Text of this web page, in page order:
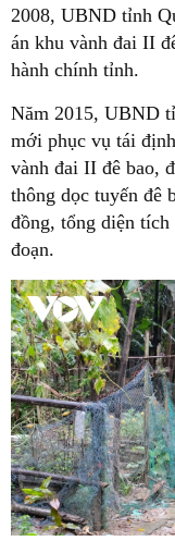
2008, UBND tỉnh
án khu vành đai II
hành chính tỉnh.
Năm 2015, UBND
mới phục vụ tái
vành đai II đê bao,
thông dọc tuyến đê
đồng, tổng diện
đoạn.